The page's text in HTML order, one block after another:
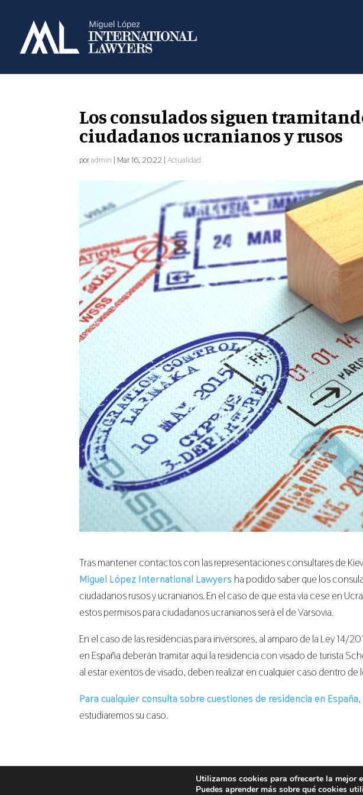
Los consulados siguen
ciudadanos ucranianos y rusos
poradmin | Mar 16, 2022 |Actualidad
Tras mantener contactos con las representaciones consultares de
Miguel López International Lawyers ha podido saber que los
ciudadanos rusos y ucranianos. En el caso de que esta vía cese en
estos permisos para ciudadanos ucranianos será el de Varsovia.
En el caso de las residencias para inversores, al amparo de la Ley 14/
en España deberán tramitar aquí la residencia con visado de turista
al estar exentos de visado, deben realizar en cualquier caso dentro
Para cualquier consulta sobre cuestiones de residencia en España
estudiaremos su caso.
International Lawyers © Miguel López 2021
Utilizamos cookies para ofrecerte la mejor
Puedes aprender más sobre qué cookies